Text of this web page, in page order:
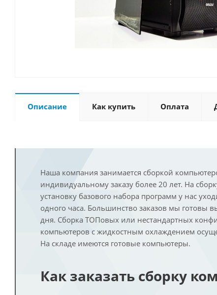
Описание Как купить Оплата
Наша компания занимается сборкой
индивидуальному заказу более 20 лет. На
установку базового набора программ у нас
одного часа. Большинство заказов мы готовы
дня. Сборка ТОПовых или нестандартных
компьютеров с жидкостным охлаждением
На складе имеются готовые компьютеры.
Как заказать сборку